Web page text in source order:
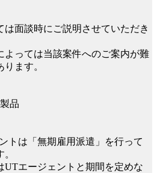
は面談時にご説明させていただき
よっては当該案件へのご案内が難
ります。
品
トは「無期雇用派遣」を行って
UTエージェントと期間を定めな